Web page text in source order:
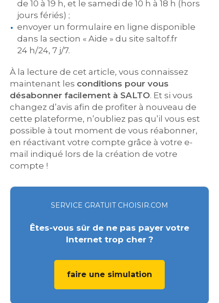
de 10 à 19 h, et le samedi de 10 h à 18 h (hors
jours fériés) ;
envoyer un formulaire en ligne disponible
dans la section « Aide » du site saltof.fr
24 h/24, 7 j/7.
À la lecture de cet article, vous connaissez
maintenant les conditions pour vous
désabonner facilement à SALTO. Et si vous
changez d’avis afin de profiter à nouveau de
cette plateforme, n’oubliez pas qu’il vous est
possible à tout moment de vous réabonner,
en réactivant votre compte grâce à votre e-
mail indiqué lors de la création de votre
compte !
SERVICE GRATUIT CHOISIR.COM
Êtes-vous sûr de ne pas payer votre
Internet trop cher ?
faire une simulation